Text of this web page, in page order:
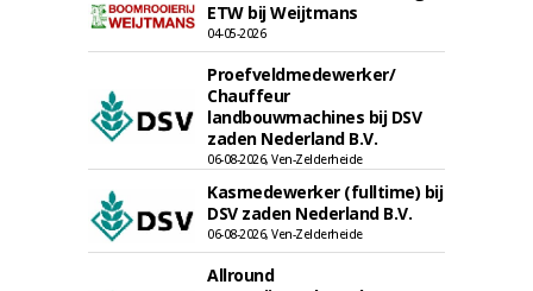
ETW bij Weijtmans
04-05-2026
Proefveldmedewerker/
Chauffeur
landbouwmachines bij DSV
zaden Nederland B.V.
06-08-2026, Ven-Zelderheide
Kasmedewerker (fulltime) bij
DSV zaden Nederland B.V.
06-08-2026, Ven-Zelderheide
Allround